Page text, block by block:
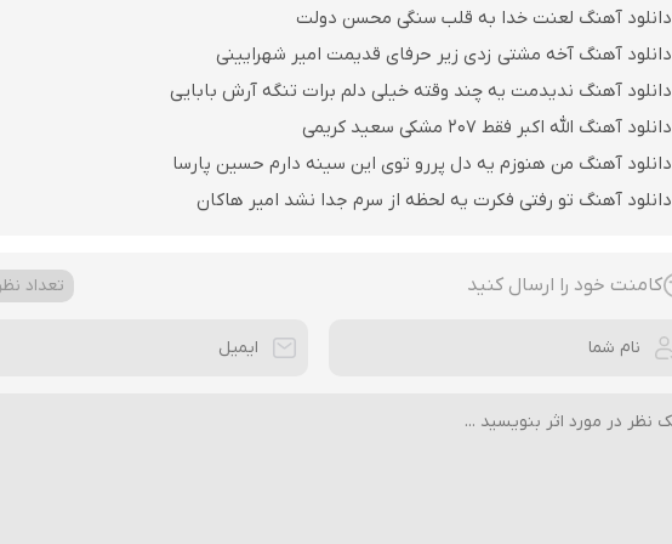
دانلود آهنگ لعنت خدا به قلب سنگی محسن دولت
دانلود آهنگ آخه مشتی زدی زیر حرفای قدیمت امیر شهرایینی
دانلود آهنگ ندیدمت یه چند وقته خیلی دلم برات تنگه آرش بابایی
دانلود آهنگ الله اکبر فقط 207 مشکی سعید کریمی
دانلود آهنگ من هنوزم یه دل پررو توی این سینه دارم حسین پارسا
دانلود آهنگ تو رفتی فکرت یه لحظه از سرم جدا نشد امیر هاکان
کامنت خود را ارسال کنید تعداد